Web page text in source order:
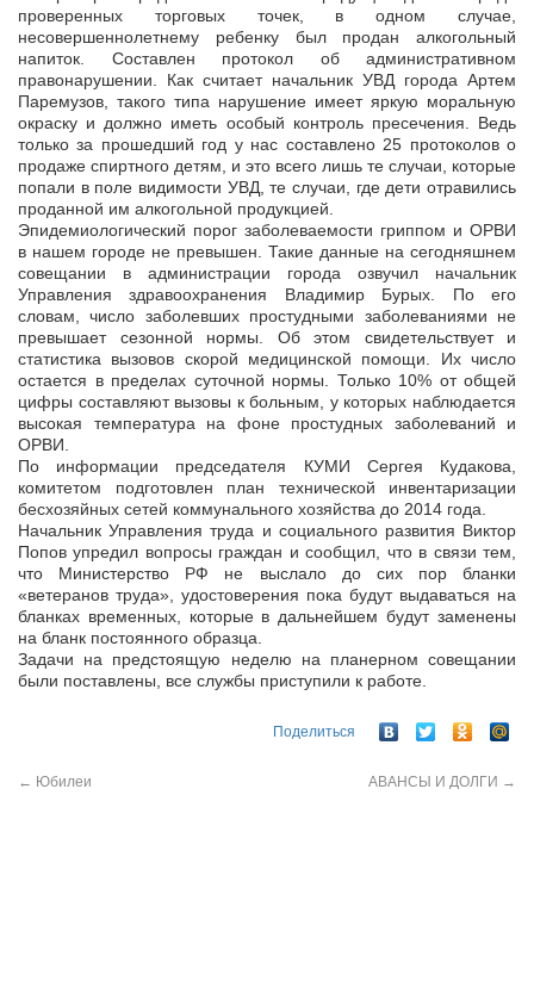
проверенных торговых точек, в одном случае,
несовершеннолетнему ребенку был продан алкогольный
напиток. Составлен протокол об административном
правонарушении. Как считает начальник УВД города Артем
Паремузов, такого типа нарушение имеет яркую моральную
окраску и должно иметь особый контроль пресечения. Ведь
только за прошедший год у нас составлено 25 протоколов о
продаже спиртного детям, и это всего лишь те случаи, которые
попали в поле видимости УВД, те случаи, где дети отравились
проданной им алкогольной продукцией.
Эпидемиологический порог заболеваемости гриппом и ОРВИ
в нашем городе не превышен. Такие данные на сегодняшнем
совещании в администрации города озвучил начальник
Управления здравоохранения Владимир Бурых. По его
словам, число заболевших простудными заболеваниями не
превышает сезонной нормы. Об этом свидетельствует и
статистика вызовов скорой медицинской помощи. Их число
остается в пределах суточной нормы. Только 10% от общей
цифры составляют вызовы к больным, у которых наблюдается
высокая температура на фоне простудных заболеваний и
ОРВИ.
По информации председателя КУМИ Сергея Кудакова,
комитетом подготовлен план технической инвентаризации
бесхозяйных сетей коммунального хозяйства до 2014 года.
Начальник Управления труда и социального развития Виктор
Попов упредил вопросы граждан и сообщил, что в связи тем,
что Министерство РФ не выслало до сих пор бланки
«ветеранов труда», удостоверения пока будут выдаваться на
бланках временных, которые в дальнейшем будут заменены
на бланк постоянного образца.
Задачи на предстоящую неделю на планерном совещании
были поставлены, все службы приступили к работе.
Поделиться
← Юбилеи АВАНСЫ И ДОЛГИ →